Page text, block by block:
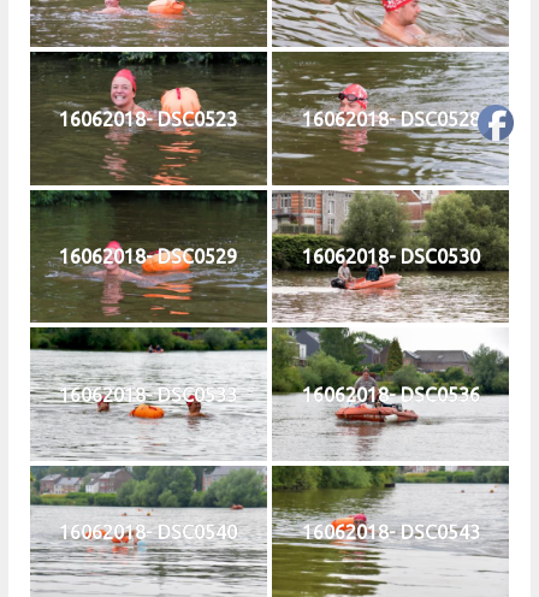
16062018- DSC0523 16062018- DSC0528
16062018- DSC0529 16062018- DSC0530
16062018- DSC0533 16062018- DSC0536
16062018- DSC0540 16062018- DSC0543